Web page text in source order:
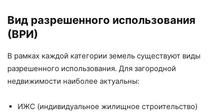
Вид разрешенного использования
(ВРИ)
В рамках каждой категории земель существуют виды
разрешенного использования. Для загородной
недвижимости наиболее актуальны:
ИЖС (индивидуальное жилищное строительство)